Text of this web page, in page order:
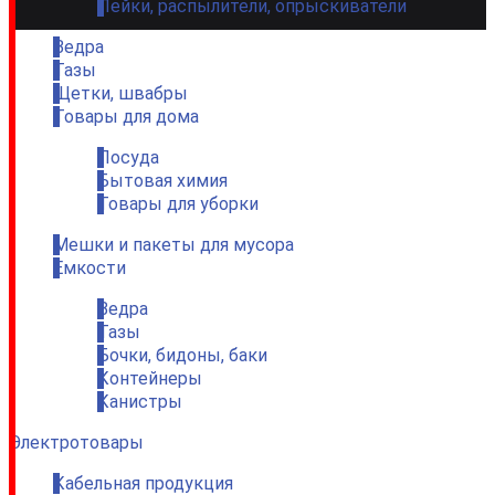
Лейки, распылители, опрыскиватели
Ведра
Тазы
Щетки, швабры
Товары для дома
Посуда
Бытовая химия
Товары для уборки
Мешки и пакеты для мусора
Емкости
Ведра
Тазы
Бочки, бидоны, баки
Контейнеры
Канистры
Электротовары
Кабельная продукция